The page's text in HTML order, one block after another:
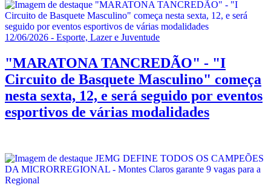
12/06/2026 - Esporte, Lazer e Juventude
"MARATONA TANCREDÃO" - "I
Circuito de Basquete Masculino" começa
nesta sexta, 12, e será seguido por eventos
esportivos de várias modalidades